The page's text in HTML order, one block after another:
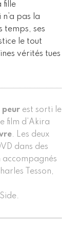
fille
pas la
temps, ses
le tout
vérités tues
peur est sorti le
film d’Akira
. Les deux
dans des
accompagnés
Tesson,